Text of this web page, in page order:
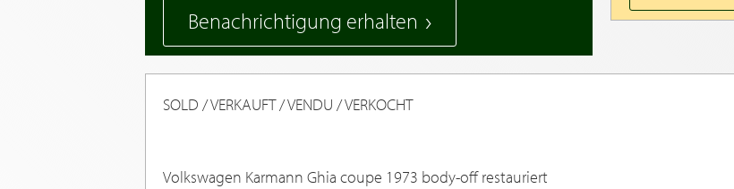
Benachrichtigung erhalten
SOLD / VERKAUFT / VENDU / VERKOCHT
Volkswagen Karmann Ghia coupe 1973 body-off restauriert